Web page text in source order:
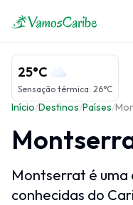
Caribe
Mapa do Caribe
Clima do Caribe
Cruzeiros no Caribe
Regiões do Caribe
Início/Destinos/Países/
Montserrat é uma
conhecidas do
25°C
Sensação térmica: 26°C